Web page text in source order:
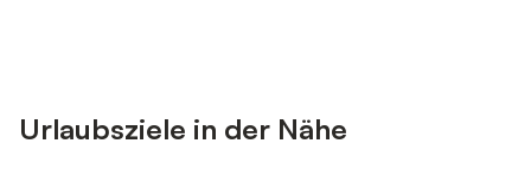
Urlaubsziele in der Nähe